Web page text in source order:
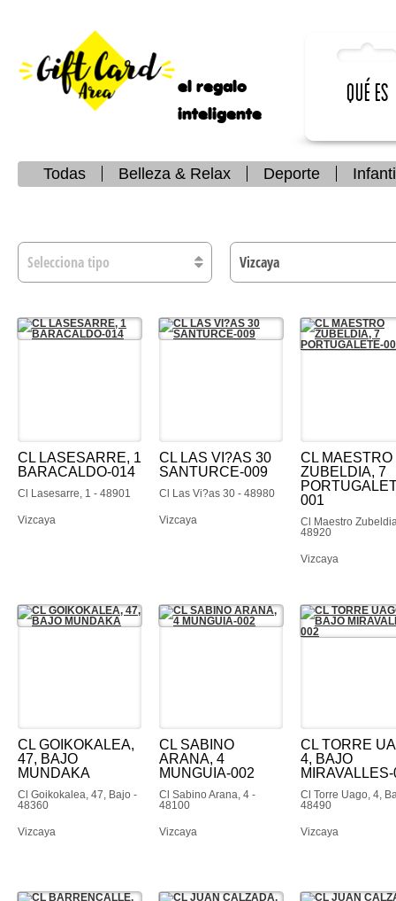
el regalo
inteligente
Qué es
Todas Belleza & Relax Deporte
CL LASESARRE, 1
BARACALDO-014
Cl Lasesarre, 1 - 48901
Vizcaya
CL LAS VI?AS 30
SANTURCE-009
Cl Las Vi?as 30 - 48980
Vizcaya
CL MAESTRO
ZUBELDIA, 7
001
Cl Maestro
48920
Vizcaya
CL GOIKOKALEA,
47, BAJO
MUNDAKA
Cl Goikokalea, 47, Bajo -
48360
Vizcaya
CL SABINO
ARANA, 4
MUNGUIA-002
Cl Sabino Arana, 4 -
48100
Vizcaya
CL TORRE
4, BAJO
Cl Torre Uago, 4,
48490
Vizcaya